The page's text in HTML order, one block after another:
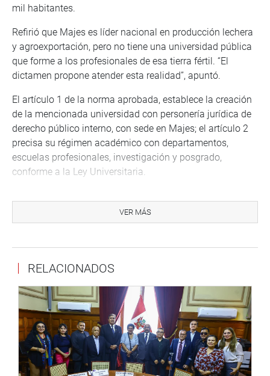
mil habitantes.
Refirió que Majes es líder nacional en producción lechera
y agroexportación, pero no tiene una universidad pública
que forme a los profesionales de esa tierra fértil. “El
dictamen propone atender esta realidad”, apuntó.
El artículo 1 de la norma aprobada, establece la creación
de la mencionada universidad con personería jurídica de
derecho público interno, con sede en Majes; el artículo 2
precisa su régimen académico con departamentos,
escuelas profesionales, investigación y posgrado,
conforme a la Ley Universitaria.
carreras profesionales de Ingeniería Agrícola, agrónoma,
agroindustrial, zootecnia, recursos hídricos, sistemas,
“Este proyecto no es un proyecto más, es una inversión en
capital humano que retendrá talento joven, impulsará
innovación en el campo, fortalecerá la economía del sur y
cerrará brechas territoriales”, subrayó Montalvo Cubas.
Puesta al debate la iniciativa obtuvo 67 votos a favor, 12
en contra y 10 abstenciones. De conformidad con el
Reglamento del Congreso, será materia de una segunda
VER MÁS
RELACIONADOS